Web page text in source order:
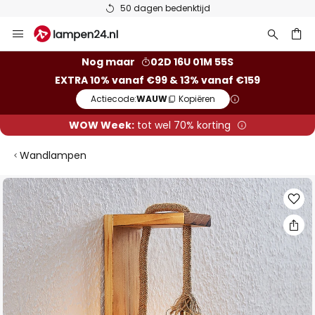
50 dagen bedenktijd
naar
Nog maar
02D 16U 01M 54S
EXTRA 10% vanaf €99 & 13% vanaf €159
Actiecode:WAUW Kopiëren
WOW Week:tot wel 70% korting
Wandlampen
Ga
naar
het
einde
van
de
afbeeldingen-
gallerij